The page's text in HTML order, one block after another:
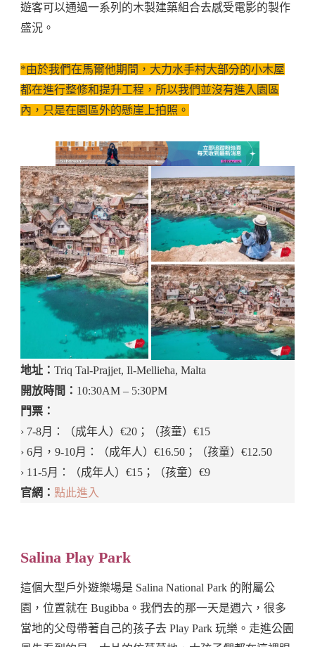
遊客可以通過一系列的木製建築組合去感受電影的製作
盛況。
*由於我們在馬爾他期間，大力水手村大部分的小木屋
都在進行整修和提升工程，所以我們並沒有進入園區
內，只是在園區外的懸崖上拍照。
地址： Triq Tal-Prajjet, Il-Mellieħa, Malta
開放時間： 10:30AM – 5:30PM
門票：
› 7-8月：（成年人）€20；（孩童）€15
› 6月，9-10月：（成年人）€16.50；（孩童）€12.50
› 11-5月：（成年人）€15；（孩童）€9
官網： 點此進入
Salina Play Park
這個大型戶外遊樂場是 Salina National Park 的附屬公
園，位置就在 Bugibba。我們去的那一天是週六，很多
當地的父母帶著自己的孩子去 Play Park 玩樂。走進公園